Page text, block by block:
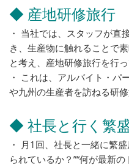
◆ 産地研修旅行
・ 当社では、スタッフが直
き、生産物に触れることで
と考え、産地研修旅行を行っ
・ これは、アルバイト・パ
や九州の生産者を訪ねる研修
◆ 社長と行く繁
・ 月1回、社長と一緒に繁
られているか？”“何が最新